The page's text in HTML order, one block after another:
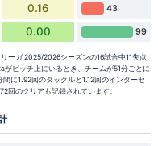
0.16 43
0.00 99
ーガ 2025/2026シーズンの16試合中11失点
ピッチ上にいるとき、チームが51分ごとに
に1.92回のタックルと1.12回のインターセ
回のクリアも記録されています。